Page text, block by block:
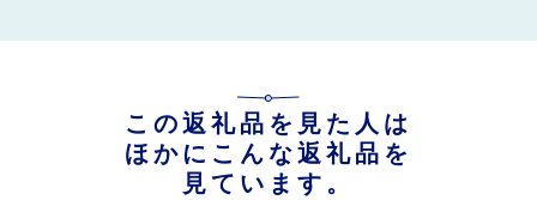
この返礼品を見た人は
ほかにこんな返礼品を
見ています。